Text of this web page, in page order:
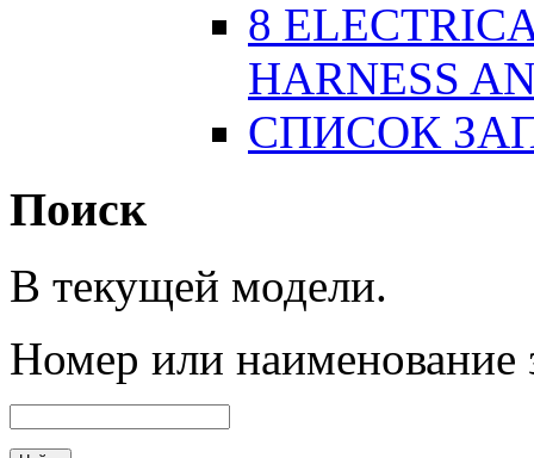
8
HARNESS
СПИСОК
Поиск
В текущей модели.
Номер или наименование